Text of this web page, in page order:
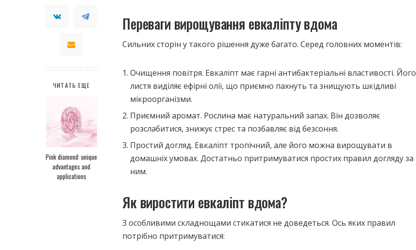
ЧИТАТЬ ЕЩЕ
Pink diamond: unique
advantages and
applications
Переваги вирощування евкаліпту вдома
Сильних сторін у такого рішення дуже багато. Серед головних моментів:
Очищення повітря. Евкаліпт має гарні антибактеріальні властивості. Його
листя виділяє ефірні олії, що приємно пахнуть та знищують шкідливі
мікроорганізми.
Приємний аромат. Рослина має натуральний запах. Він дозволяє
розслабитися, знижує стрес та позбавляє від безсоння.
Простий догляд. Евкаліпт тропічний, але його можна вирощувати в
домашніх умовах. Достатньо притримуватися простих правил догляду за
ним.
Як виростити евкаліпт вдома?
З особливими складнощами стикатися не доведеться. Ось яких правил
потрібно притримуватися: